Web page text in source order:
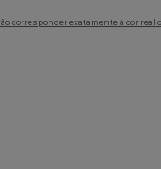
corresponder exatamente à cor real